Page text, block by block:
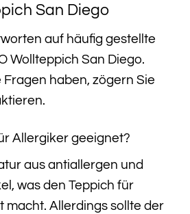
San Diego
auf häufig gestellte
Wollteppich San Diego.
haben, zögern Sie
Allergiker geeignet?
aus antiallergen und
was den Teppich für
macht. Allerdings sollte der